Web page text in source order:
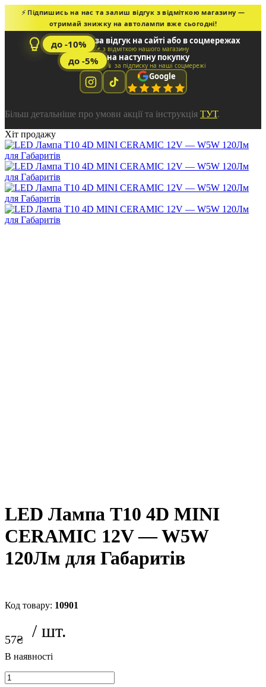
⚡ Підпишись на нас та залиш відгук з відміткою магазину —
отримай знижку на автолампи вже сьогодні!
до -10% за відгук на сайті або в соцмережах
📌 з відміткою нашого магазину
до -5% на наступну покупку
📱 за підписку на наші соцмережі
Google
Більш детальніше про умови акції та інструкція ТУТ.
Хіт продажу
LED Лампа T10 4D MINI
CERAMIC 12V — W5W
120Лм для Габаритів
10901
57₴